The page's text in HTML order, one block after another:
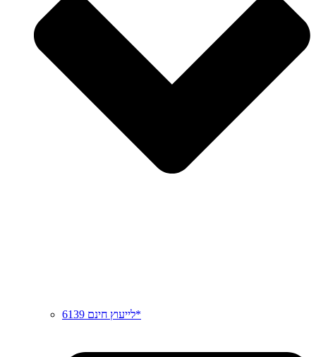
לייעוץ חינם 6139*